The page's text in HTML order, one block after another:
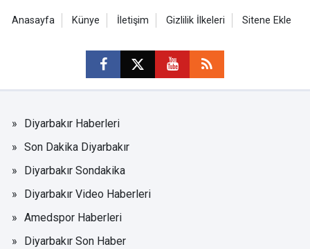
Anasayfa Künye İletişim Gizlilik İlkeleri Sitene Ekle
Diyarbakır Haberleri
Son Dakika Diyarbakır
Diyarbakır Sondakika
Diyarbakır Video Haberleri
Amedspor Haberleri
Diyarbakır Son Haber